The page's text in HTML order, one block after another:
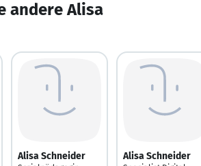
andere Alisa
Alisa Schneider Alisa Schneider